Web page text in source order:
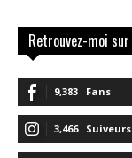
Retrouvez-moi sur
9,383 Fans
3,466 Suiveurs